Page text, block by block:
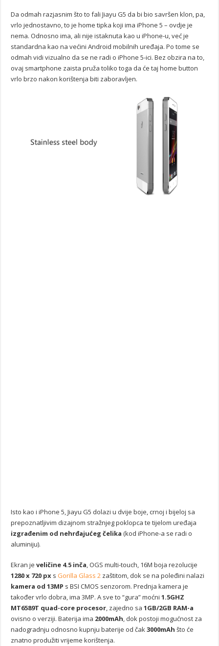
Da odmah razjasnim što to fali Jiayu G5 da bi bio savršen klon, pa,
vrlo jednostavno, to je home tipka koji ima iPhone 5 – ovdje je
nema. Odnosno ima, ali nije istaknuta kao u iPhone-u, već je
standardna kao na većini Android mobilnih uređaja. Po tome se
odmah vidi vizualno da se ne radi o iPhone 5-ici. Bez obzira na to,
ovaj smartphone zaista pruža toliko toga da će taj home button
vrlo brzo nakon korištenja biti zaboravljen.
Isto kao i iPhone 5, Jiayu G5 dolazi u dvije boje, crnoj i bijeloj sa
prepoznatljivim dizajnom stražnjeg poklopca te tijelom uređaja
izgrađenim od nehrđajućeg čelika (kod iPhone-a se radi o
aluminiju).
Ekran jeveličine 4.5 inča, OGS multi-touch, 16M boja rezolucije
1280 x 720 px sGorilla Glass 2 zaštitom, dok se na poleđini nalazi
kamera od 13MP s BSI CMOS senzorom. Prednja kamera je
također vrlo dobra, ima 3MP. A sve to “gura” moćni1.5GHZ
MT6589T quad-core procesor, zajedno sa1GB/2GB RAM-a
ovisno o verziji. Baterija ima 2000mAh, dok postoji mogućnost za
nadogradnju odnosno kupnju baterije od čak3000mAh što će
znatno produžiti vrijeme korištenja.